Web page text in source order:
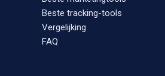
Beste tracking-tools
Vergelijking
FAQ